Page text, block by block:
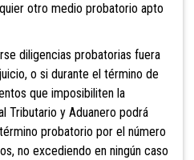
otro medio probatorio apto
diligencias probatorias fuera
o si durante el término de
que imposibiliten la
Tributario y Aduanero podrá
probatorio por el número
no excediendo en ningún caso